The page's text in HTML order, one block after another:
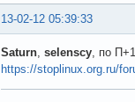
13-02-12 05:39:33
Saturn, selenscy, по
https://stoplinux.org.ru/